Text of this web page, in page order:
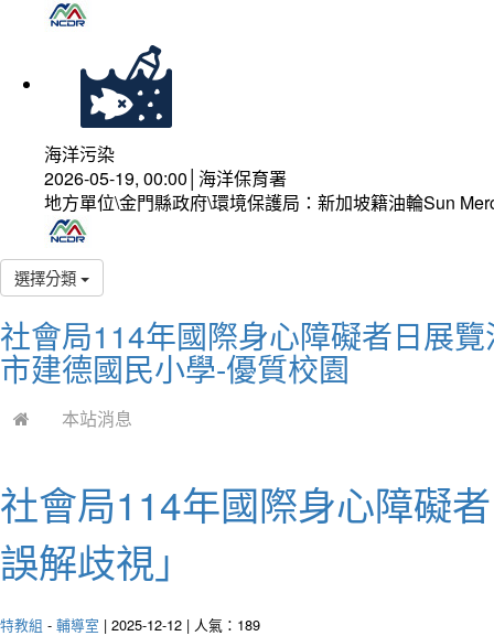
海洋污染
2026-05-19, 00:00│海洋保育署
地方單位\金門縣政府\環境保護局：新加坡籍油輪Sun
選擇分類
社會局114年國際身心障礙者日展
市建德國民小學-優質校園
本站消息
社會局114年國際身心障礙
誤解歧視」
特教組 - 輔導室 | 2025-12-12 | 人氣：189